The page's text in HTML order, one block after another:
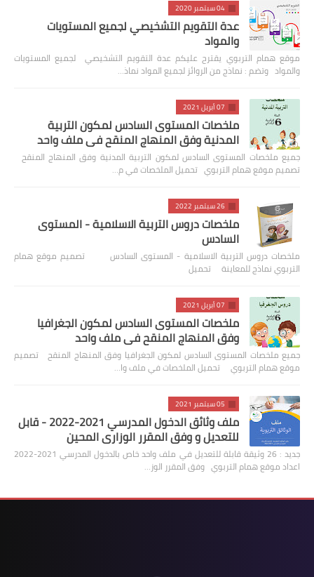
04 سبتمبر 2020
عدة التقويم التشخيصي لجميع المستويات
والمواد
موقع همام التربوي يقترح عليكم عدة التقويم التشخيصي لجميع المستويات
والمواد وتضم : نماذج من الروائز لجميع المواد نماذ…
07 أبريل 2021
ملخصات المستوى السادس لمكون التربية
المدنية وفق المنهاج المنقح في ملف واحد
جميع ملخصات المستوى السادس لمكون التربية المدنية وفق المنهاج المنقح
تصميم موقع همام التربوي تحميل الملخصات في م…
26 سبتمبر 2022
ملخصات دروس التربية الاسلامية - المستوى
السادس
ملخصات دروس التربية الاسلامية - المستوى السادس تصميم موقع همام
التربوي نماذج للمعاينة تحميل
07 أبريل 2021
ملخصات المستوى السادس لمكون الجغرافيا
وفق المنهاج المنقح في ملف واحد
جميع ملخصات المستوى السادس لمكون الجغرافيا وفق المنهاج المنقح تصميم
موقع همام التربوي تحميل الملخصات في ملف وا…
05 سبتمبر 2021
ملف وثائق الدخول المدرسي 2021-2022 - قابل
للتعديل و وفق المقرر الوزاري المحين
جديد : 26 وثيقة قابلة للتعديل في ملف واحد خاص بالدخول المدرسي 2021-2022
اعداد موقع همام التربوي وفق المقرر الوز…